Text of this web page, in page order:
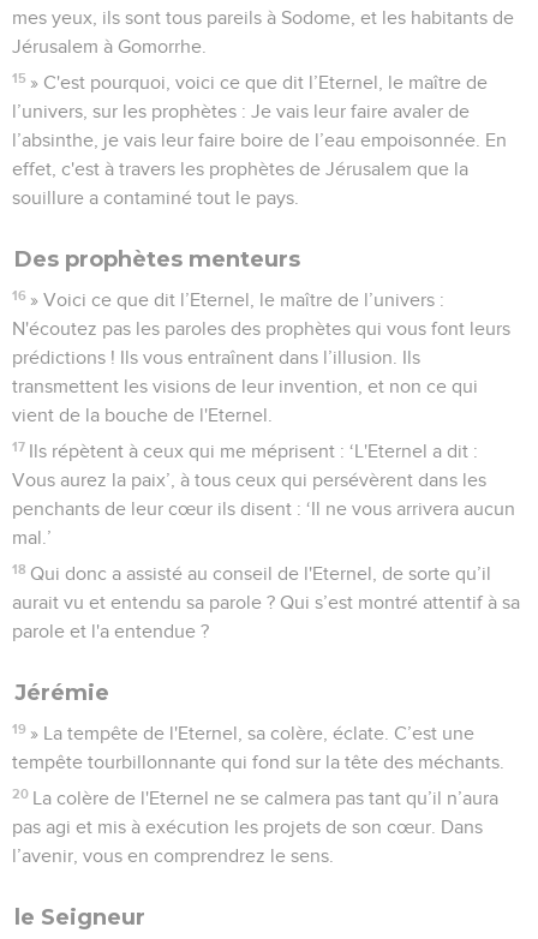
mes yeux, ils sont tous pareils à Sodome, et les habitants de
Jérusalem à Gomorrhe.
15 » C'est pourquoi, voici ce que dit l’Eternel, le maître de
l’univers, sur les prophètes : Je vais leur faire avaler de
l’absinthe, je vais leur faire boire de l’eau empoisonnée. En
effet, c'est à travers les prophètes de Jérusalem que la
souillure a contaminé tout le pays.
Des prophètes menteurs
16 » Voici ce que dit l’Eternel, le maître de l’univers :
N'écoutez pas les paroles des prophètes qui vous font leurs
prédictions ! Ils vous entraînent dans l’illusion. Ils
transmettent les visions de leur invention, et non ce qui
vient de la bouche de l'Eternel.
17 Ils répètent à ceux qui me méprisent : ‘L'Eternel a dit :
Vous aurez la paix’, à tous ceux qui persévèrent dans les
penchants de leur cœur ils disent : ‘Il ne vous arrivera aucun
mal.’
18 Qui donc a assisté au conseil de l'Eternel, de sorte qu’il
aurait vu et entendu sa parole ? Qui s’est montré attentif à sa
parole et l'a entendue ?
Jérémie
19 » La tempête de l'Eternel, sa colère, éclate. C’est une
tempête tourbillonnante qui fond sur la tête des méchants.
20 La colère de l'Eternel ne se calmera pas tant qu’il n’aura
pas agi et mis à exécution les projets de son cœur. Dans
l’avenir, vous en comprendrez le sens.
le Seigneur